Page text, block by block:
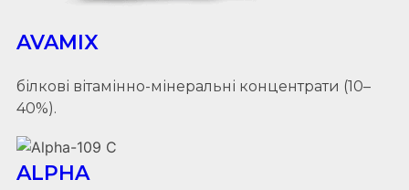
AVAMIX
білкові вітамінно-мінеральні концентрати (10–
40%).
ALPHA